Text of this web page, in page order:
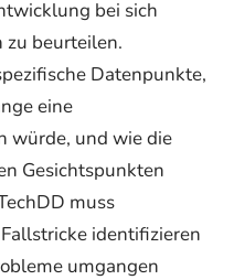
bei sich
zu beurteilen.
Datenpunkte,
eine
würde, und wie die
Gesichtspunkten
muss
identifizieren
umgangen